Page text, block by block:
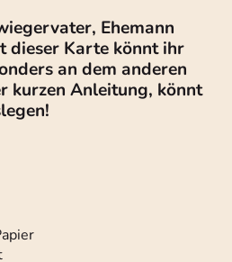
Ehemann
dieser Karte könnt ihr
an dem anderen
kurzen Anleitung, könnt